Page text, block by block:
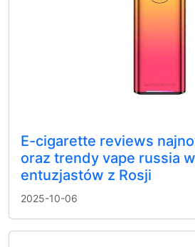
E-cigarette reviews
oraz trendy vape russia
entuzjastów z Rosji
2025-10-06